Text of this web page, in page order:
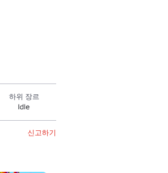
하위 장르
Idle
신고하기